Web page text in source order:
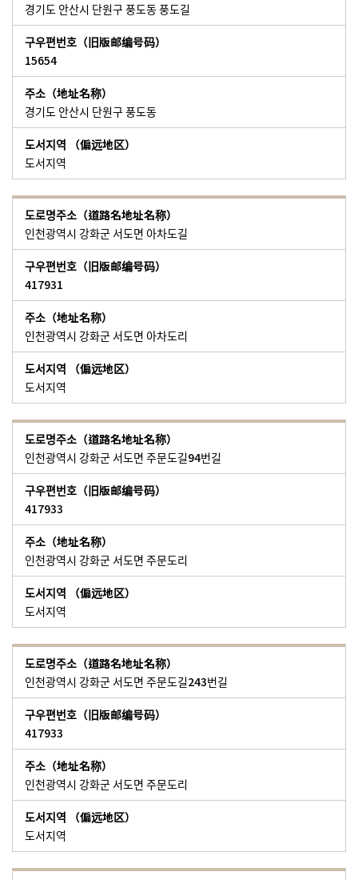
경기도 안산시 단원구 풍도동 풍도길
15654
경기도 안산시 단원구 풍도동
도서지역
인천광역시 강화군 서도면 아차도길
417931
인천광역시 강화군 서도면 아차도리
도서지역
인천광역시 강화군 서도면 주문도길94번길
417933
인천광역시 강화군 서도면 주문도리
도서지역
인천광역시 강화군 서도면 주문도길243번길
417933
인천광역시 강화군 서도면 주문도리
도서지역